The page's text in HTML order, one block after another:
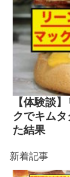
【体験談
クでキム
た結果
新着記事